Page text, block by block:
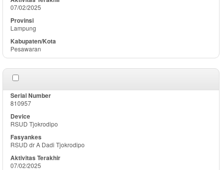
07/02/2025
Lampung
Pesawaran
810957
RSUD Tjokrodipo
RSUD dr A Dadi Tjokrodipo
07/02/2025